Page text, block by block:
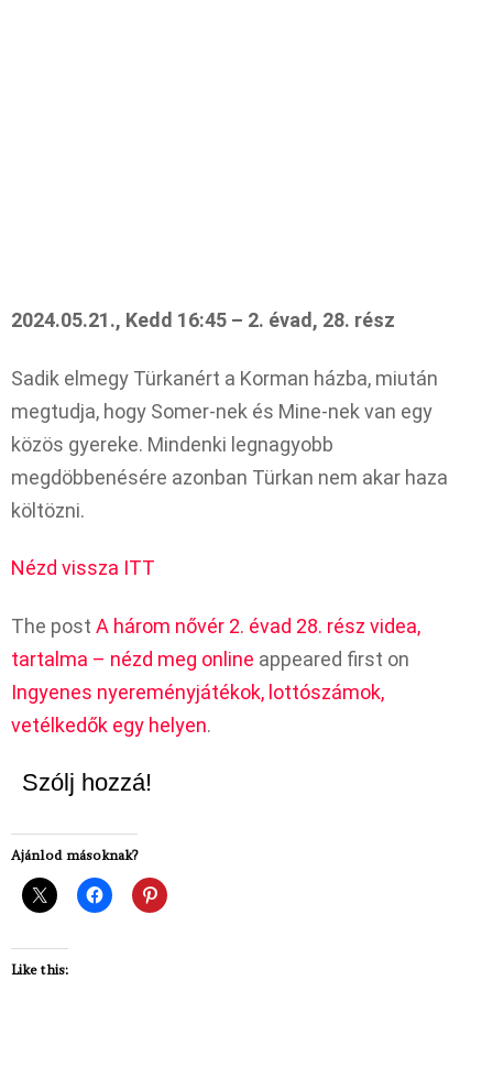
2024.05.21., Kedd 16:45 – 2. évad, 28. rész
Sadik elmegy Türkanért a Korman házba, miután
megtudja, hogy Somer-nek és Mine-nek van egy
közös gyereke. Mindenki legnagyobb
megdöbbenésére azonban Türkan nem akar haza
költözni.
Nézd vissza ITT
The post A három nővér 2. évad 28. rész videa,
tartalma – nézd meg online appeared first on
Ingyenes nyereményjátékok, lottószámok,
vetélkedők egy helyen.
Szólj hozzá!
Ajánlod másoknak?
Like this: